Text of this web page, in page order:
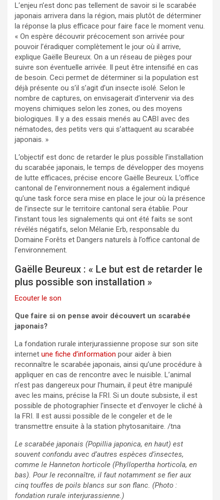
L’enjeu n’est donc pas tellement de savoir si le scarabée
japonais arrivera dans la région, mais plutôt de déterminer
la réponse la plus efficace pour faire face le moment venu.
« On espère découvrir précocement son arrivée pour
pouvoir l’éradiquer complètement le jour où il arrive,
explique Gaëlle Beureux. On a un réseau de pièges pour
suivre son éventuelle arrivée. Il peut être intensifié en cas
de besoin. Ceci permet de déterminer si la population est
déjà présente ou s’il s’agit d’un insecte isolé. Selon le
nombre de captures, on envisagerait d’intervenir via des
moyens chimiques selon les zones, ou des moyens
biologiques. Il y a des essais menés au CABI avec des
nématodes, des petits vers qui s’attaquent au scarabée
japonais. »
L’objectif est donc de retarder le plus possible l’installation
du scarabée japonais, le temps de développer des moyens
de lutte efficaces, précise encore Gaëlle Beureux. L’office
cantonal de l’environnement nous a également indiqué
qu’une task force sera mise en place le jour où la présence
de l’insecte sur le territoire cantonal sera établie. Pour
l’instant tous les signalements qui ont été faits se sont
révélés négatifs, selon Mélanie Erb, responsable du
Domaine Forêts et Dangers naturels à l’office cantonal de
l’environnement.
Gaëlle Beureux : « Le but est de retarder le
plus possible son installation »
Ecouter le son
Que faire si on pense avoir découvert un scarabée
japonais?
La fondation rurale interjurassienne propose sur son site
internet une fiche d’information pour aider à bien
reconnaître le scarabée japonais, ainsi qu’une procédure à
appliquer en cas de rencontre avec le nuisible. L’animal
n’est pas dangereux pour l’humain, il peut être manipulé
avec les mains, précise la FRI. Si un doute subsiste, il est
possible de photographier l’insecte et d’envoyer le cliché à
la FRI. Il est aussi possible de le congeler et de le
transmettre ensuite à la station phytosanitaire. /tna
Le scarabée japonais (Popillia japonica, en haut) est
souvent confondu avec d’autres espèces d’insectes,
comme le Hanneton horticole (Phyllopertha horticola, en
bas). Pour le reconnaître, il faut notamment se fier aux
cinq touffes de poils blancs sur son flanc. (Photo :
fondation rurale interjurassienne.)